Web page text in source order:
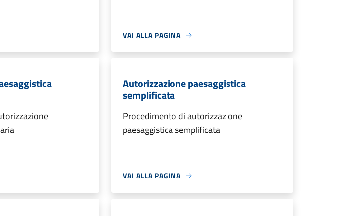
VAI ALLA PAGINA
Autorizzazione paesaggistica
semplificata
Procedimento di autorizzazione
paesaggistica semplificata
VAI ALLA PAGINA